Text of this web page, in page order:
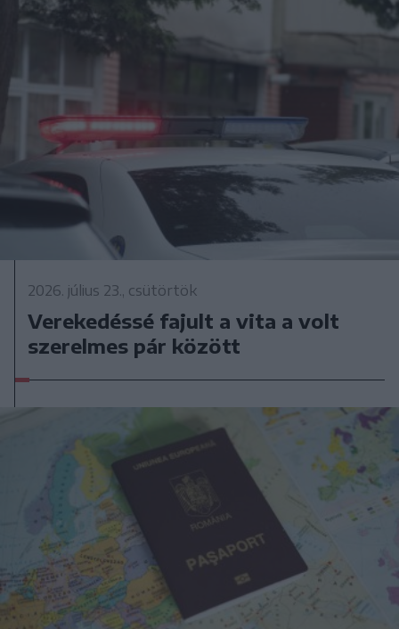
2026. július 23., csütörtök
Verekedéssé fajult a vita a volt
szerelmes pár között